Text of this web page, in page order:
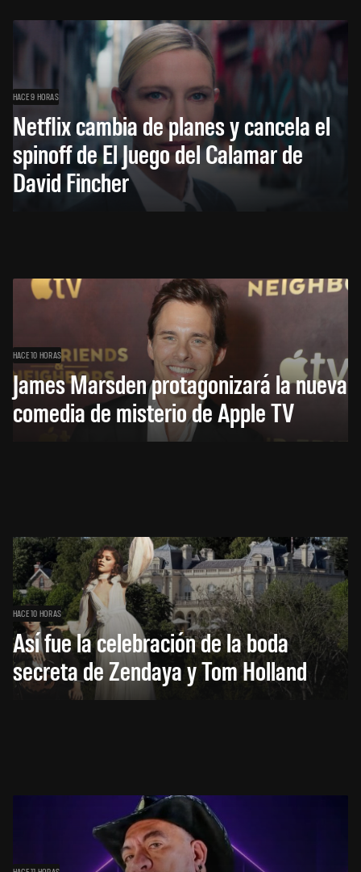
HACE 9 HORAS
Netflix cambia de planes y cancela el
spinoff de El Juego del Calamar de
David Fincher
HACE 10 HORAS
James Marsden protagonizará la nueva
comedia de misterio de Apple TV
HACE 10 HORAS
Así fue la celebración de la boda
secreta de Zendaya y Tom Holland